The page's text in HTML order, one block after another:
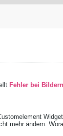
Fehler bei
mehr ändern.